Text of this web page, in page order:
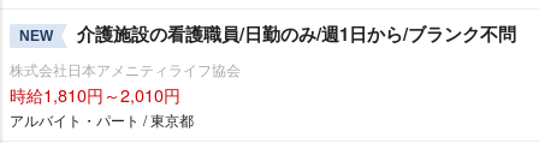
NEW 介護施設の看護職員/日勤のみ/週1日から/ブランク不問
株式会社日本アメニティライフ協会
時給1,810円～2,010円
アルバイト・パート / 東京都